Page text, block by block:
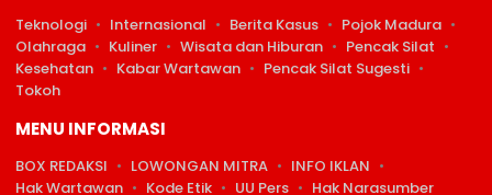
Teknologi Internasional Berita Kasus
Pojok Madura
Olahraga
Kuliner Wisata dan Hiburan
Pencak Silat
Kesehatan
Kabar Wartawan
Pencak Silat Sugesti
Tokoh
MENU INFORMASI
BOX REDAKSI LOWONGAN MITRA
INFO IKLAN
Hak Wartawan
Kode Etik UU Pers Hak Narasumber